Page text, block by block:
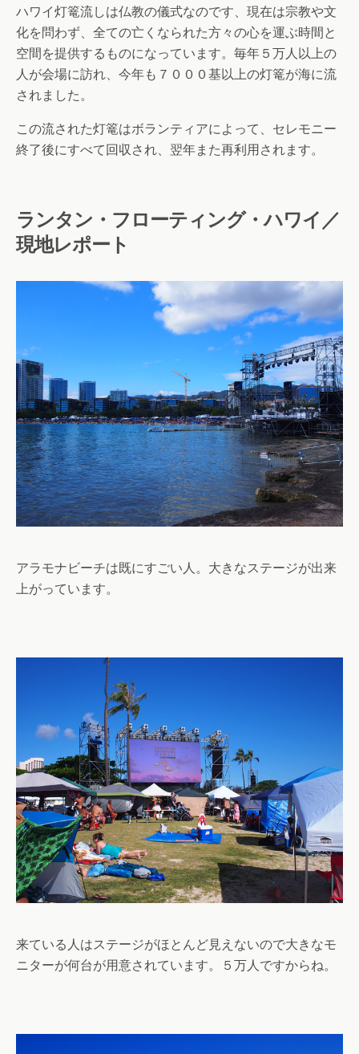
ハワイ灯篭流しは仏教の儀式なのです、現在は宗教や文
化を問わず、全ての亡くなられた方々の心を運ぶ時間と
空間を提供するものになっています。毎年５万人以上の
人が会場に訪れ、今年も７０００基以上の灯篭が海に流
されました。
この流された灯篭はボランティアによって、セレモニー
終了後にすべて回収され、翌年また再利用されます。
ランタン・フローティング・ハワイ／
現地レポート
アラモナビーチは既にすごい人。大きなステージが出来
上がっています。
来ている人はステージがほとんど見えないので大きなモ
ニターが何台が用意されています。５万人ですからね。